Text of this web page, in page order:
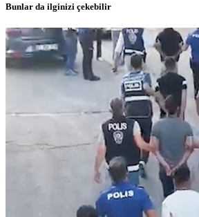
Bunlar da ilginizi çekebilir